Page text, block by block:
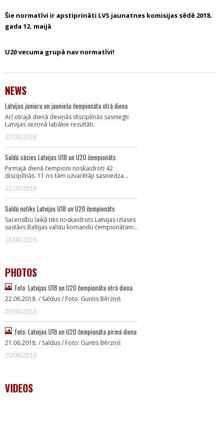
Šie normatīvi ir apstiprināti LVS jaunatnes komisijas sēdē 2018.
gada 12. maijā
U20 vecuma grupā nav normatīvi!
NEWS
Latvijas junioru un jauniešu čempionāta otrā diena
Arī otrajā dienā deviņās disciplīnās sasniegti
Latvijas sezonā labākie rezultāti.
22/06/2018
Saldū sācies Latvijas U18 un U20 čempionāts
Pirmajā dienā čempioni noskaidroti 42
disciplīnās. 11 no tām uzvarētāji sasniedza…
21/06/2018
Saldū notiks Latvijas U18 un U20 čempionāts
Sacensību laikā tiks noskaidrots Latvijas izlases
sastāvs Baltijas valstu komandu čempionātam…
18/06/2018
PHOTOS
Foto: Latvijas U18 un U20 čempionāta otrā diena
22.06.2018. / Saldus / Foto: Guntis Bērziņš
25/06/2018
Foto: Latvijas U18 un U20 čempionāta pirmā diena
21.06.2018. / Saldus / Foto: Guntis Bērziņš
25/06/2018
VIDEOS